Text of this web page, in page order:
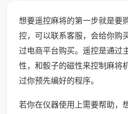
想要遥控麻将的第一步就是要
控，可以联系客服，会给你购
过电商平台购买。遥控是通过
性，和骰子的磁性来控制麻将
过你预先编好的程序。
若你在仪器使用上需要帮助，